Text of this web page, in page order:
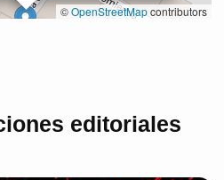
editoriales